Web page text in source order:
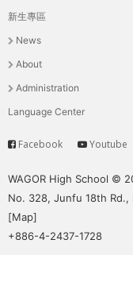
主
選
單
新生專區
News
About
Administration
Language Center
Service
Facebook Youtube
WAGOR High School ©
No. 328, Junfu 18th Rd.,
[Map]
+886-4-2437-1728